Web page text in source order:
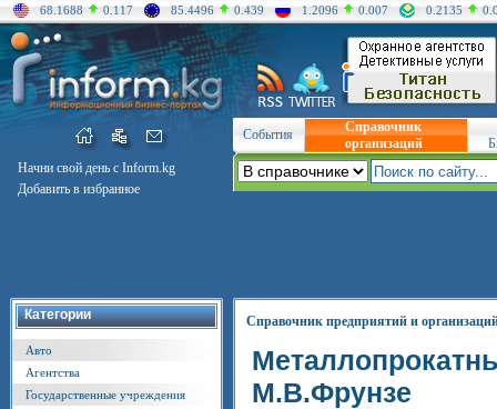
68.1688 0.117 85.4496 0.439 1.2096 0.007 0.2135
Начни свой день с Inform.kg
Добавить в избранное
События
Справочник
организаций
Категории
Авто
Агентства
Государственные учреждения
Справочник предприятий и
М.В.Фрунзе